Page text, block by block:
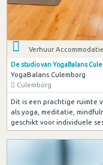
Verhuur
De studio van YogaBalans
YogaBalans Culemborg
Culemborg
Dit is een prachtige ruimte
als yoga, meditatie,
geschikt voor individuele